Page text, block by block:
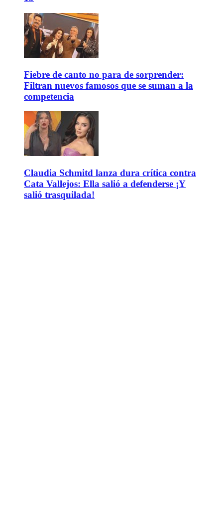
Fiebre de canto no para de sorprender:
Filtran nuevos famosos que se suman a la
competencia
Claudia Schmitd lanza dura crítica contra
Cata Vallejos: Ella salió a defenderse ¡Y
salió trasquilada!